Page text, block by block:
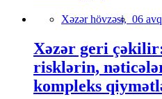
Xəzər hövzəsi, 06
Xəzər geri
risklərin,
kompleks